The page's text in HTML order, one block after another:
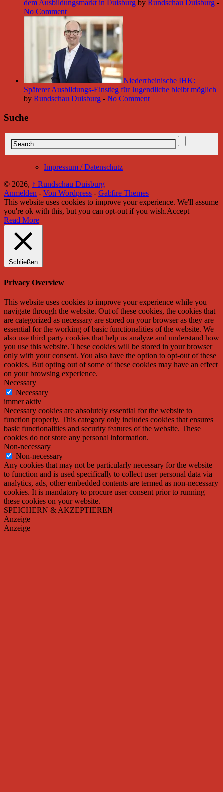
dem Ausbildungsmarkt in Duisburg by Rundschau Duisburg -
No Comment
Niederrheinische IHK:
Späterer Ausbildungs-Einstieg für Jugendliche bleibt möglich
by Rundschau Duisburg - No Comment
Suche
Impressum / Datenschutz
© 2026, ↑ Rundschau Duisburg
Anmelden - Von Wordpress - Gabfire Themes
This website uses cookies to improve your experience. We'll assume
you're ok with this, but you can opt-out if you wish.Accept
Read More
Schließen
Privacy Overview
This website uses cookies to improve your experience while you
navigate through the website. Out of these cookies, the cookies that
are categorized as necessary are stored on your browser as they are
essential for the working of basic functionalities of the website. We
also use third-party cookies that help us analyze and understand how
you use this website. These cookies will be stored in your browser
only with your consent. You also have the option to opt-out of these
cookies. But opting out of some of these cookies may have an effect
on your browsing experience.
Necessary
Necessary
immer aktiv
Necessary cookies are absolutely essential for the website to
function properly. This category only includes cookies that ensures
basic functionalities and security features of the website. These
cookies do not store any personal information.
Non-necessary
Non-necessary
Any cookies that may not be particularly necessary for the website
to function and is used specifically to collect user personal data via
analytics, ads, other embedded contents are termed as non-necessary
cookies. It is mandatory to procure user consent prior to running
these cookies on your website.
SPEICHERN & AKZEPTIEREN
Anzeige
Anzeige